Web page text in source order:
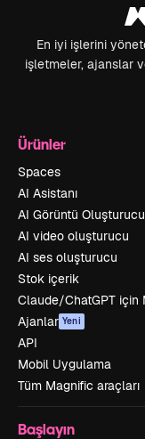
En iyi işlerini
işletmeler, ajanslar
Ürünler
Spaces
AI Asistanı
AI Görüntü Oluşturucu
AI video oluşturucu
AI ses oluşturucu
Stok içerik
Claude/ChatGPT için
Ajanlar Yeni
API
Mobil Uygulama
Tüm Magnific araçları
Başlayın